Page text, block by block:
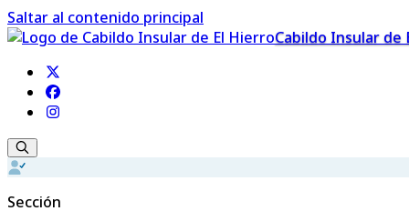
Saltar al contenido principal
Cabildo Insular de
Sección